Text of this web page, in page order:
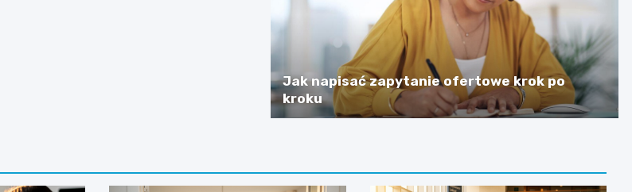
Jak napisać zapytanie ofertowe krok po
kroku